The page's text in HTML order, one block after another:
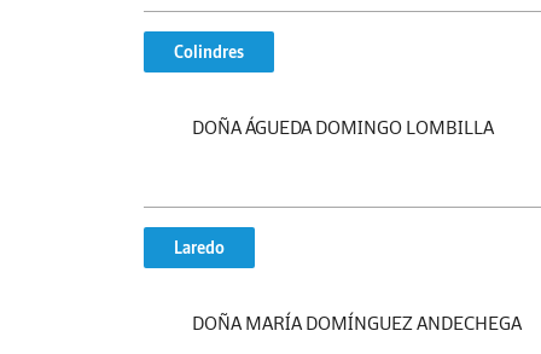
Colindres
DOÑA ÁGUEDA DOMINGO LOMBILLA
Laredo
DOÑA MARÍA DOMÍNGUEZ ANDECHEGA